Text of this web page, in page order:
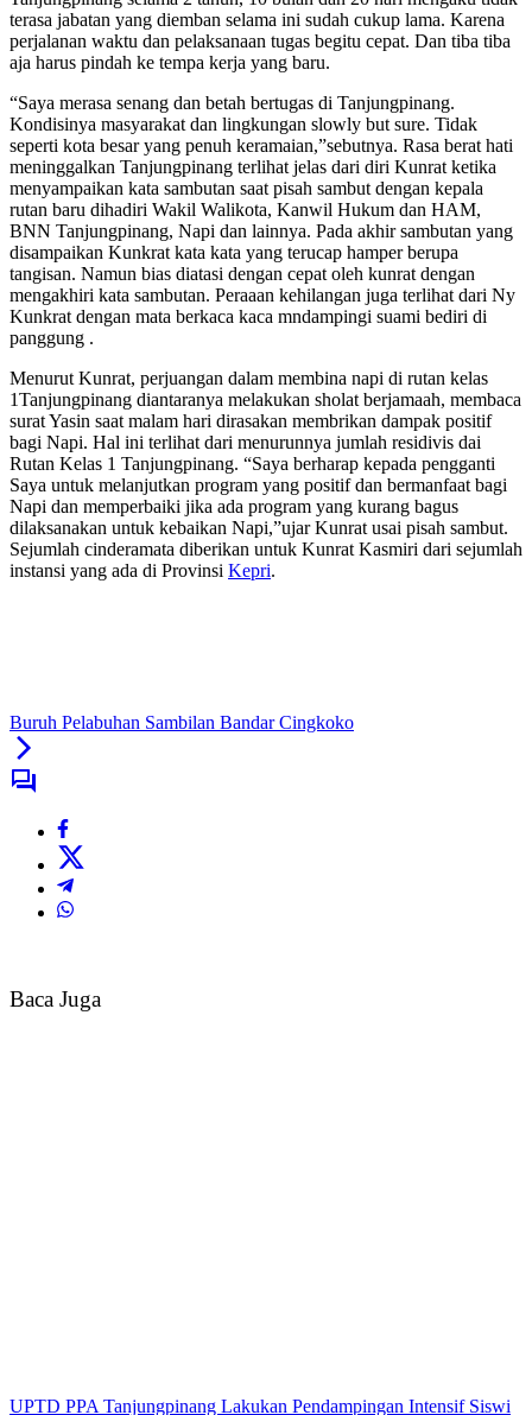
terasa jabatan yang diemban selama ini sudah cukup lama. Karena
perjalanan waktu dan pelaksanaan tugas begitu cepat. Dan tiba tiba
aja harus pindah ke tempa kerja yang baru.
“Saya merasa senang dan betah bertugas di Tanjungpinang.
Kondisinya masyarakat dan lingkungan slowly but sure. Tidak
seperti kota besar yang penuh keramaian,”sebutnya. Rasa berat hati
meninggalkan Tanjungpinang terlihat jelas dari diri Kunrat ketika
menyampaikan kata sambutan saat pisah sambut dengan kepala
rutan baru dihadiri Wakil Walikota, Kanwil Hukum dan HAM,
BNN Tanjungpinang, Napi dan lainnya. Pada akhir sambutan yang
disampaikan Kunkrat kata kata yang terucap hamper berupa
tangisan. Namun bias diatasi dengan cepat oleh kunrat dengan
mengakhiri kata sambutan. Peraaan kehilangan juga terlihat dari Ny
Kunkrat dengan mata berkaca kaca mndampingi suami bediri di
panggung .
Menurut Kunrat, perjuangan dalam membina napi di rutan kelas
1Tanjungpinang diantaranya melakukan sholat berjamaah, membaca
surat Yasin saat malam hari dirasakan membrikan dampak positif
bagi Napi. Hal ini terlihat dari menurunnya jumlah residivis dai
Rutan Kelas 1 Tanjungpinang. “Saya berharap kepada pengganti
Saya untuk melanjutkan program yang positif dan bermanfaat bagi
Napi dan memperbaiki jika ada program yang kurang bagus
dilaksanakan untuk kebaikan Napi,”ujar Kunrat usai pisah sambut.
Sejumlah cinderamata diberikan untuk Kunrat Kasmiri dari sejumlah
instansi yang ada di Provinsi Kepri.
Buruh Pelabuhan Sambilan Bandar Cingkoko
Baca Juga
UPTD PPA Tanjungpinang Lakukan Pendampingan Intensif Siswi